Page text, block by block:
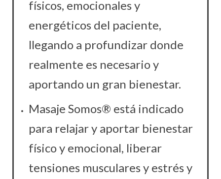
físicos, emocionales y
energéticos del paciente,
llegando a profundizar donde
realmente es necesario y
aportando un gran bienestar.
Masaje Somos® está indicado
para relajar y aportar bienestar
físico y emocional, liberar
tensiones musculares y estrés y